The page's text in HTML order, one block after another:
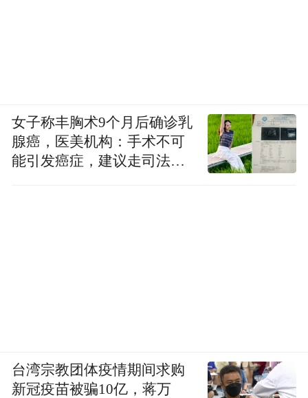
女子称丰胸术9个月后确诊乳
腺癌，医美机构：手术不可
能引发癌症，建议走司法途
台湾宗教团体疫情期间求购
新冠疫苗被骗10亿，蒋万